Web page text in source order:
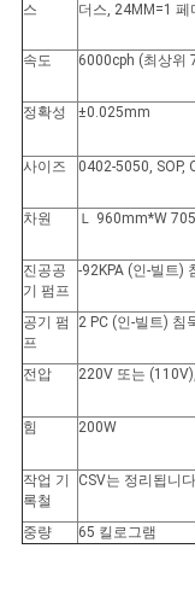
스
더스, 24MM=1 페
속도 6000cph (최상위
정확성 ±0.025mm
사이즈 0402-5050, SOP,
차원 Ｌ 960mm*W
진공공
기 펌프
-92KPA (인-빌트)
공기 펌
프
2 PC (인-빌트) 침
전압 220V 또는
힘 200W
작업 기
록철
CSV는 정리됩니다
중량 65 킬로그램